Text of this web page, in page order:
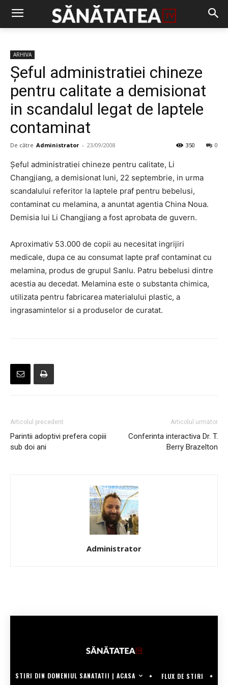
ARHIVA
Şeful administratiei chineze
pentru calitate a demisionat
in scandalul legat de laptele
contaminat
De către Administrator - 23/09/2008 0
350
Şeful administratiei chineze pentru calitate, Li
Changjiang, a demisionat luni, 22 septembrie, in urma
scandalului referitor la laptele praf pentru bebelusi,
contaminat cu melamina, a anuntat agentia China Noua.
Demisia lui Li Changjiang a fost aprobata de guvern.
Aproximativ 53.000 de copii au necesitat ingrijiri
medicale, dupa ce au consumat lapte praf contaminat cu
melamina, produs de grupul Sanlu. Patru bebelusi dintre
acestia au decedat. Melamina este o substanta chimica,
utilizata pentru fabricarea materialului plastic, a
ingrasamintelor si a produselor de curatat.
Articolul precedent
Parintii adoptivi prefera copiii
sub doi ani
Articolul următor
Conferinta interactiva Dr. T.
Berry Brazelton
Administrator
STIRI DIN DOMENIUL SANATATII | ACASA
FLUX DE STIRI